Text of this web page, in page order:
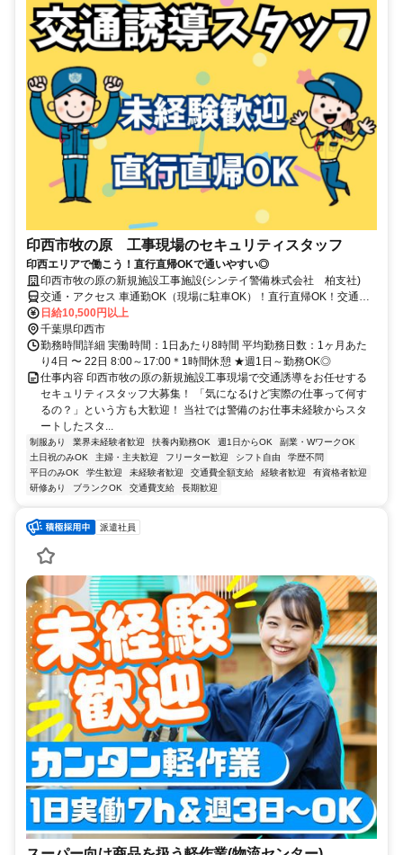
印西市牧の原 工事現場のセキュリティスタッフ
印西エリアで働こう！直行直帰OKで通いやすい◎
印西市牧の原の新規施設工事施設(シンテイ警備株式会社 柏支社)
交通・アクセス 車通勤OK（現場に駐車OK）！直行直帰OK！交通費
全額支給
日給10,500円以上
千葉県印西市
勤務時間詳細 実働時間：1日あたり8時間 平均勤務日数：1ヶ月あた
り4日 〜 22日 8:00～17:00＊1時間休憩 ★週1日～勤務OK◎
仕事内容 印西市牧の原の新規施設工事現場で交通誘導をお任せする
セキュリティスタッフ大募集！ 「気になるけど実際の仕事って何す
るの？」という方も大歓迎！ 当社では警備のお仕事未経験からスタ
ートしたスタ...
制服あり 業界未経験者歓迎 扶養内勤務OK 週1日からOK
副業・WワークOK
土日祝のみOK
主婦・主夫歓迎 フリーター歓迎 シフト自由
学歴不問
平日のみOK
学生歓迎 未経験者歓迎 交通費全額支給 経験者歓迎
有資格者歓迎
研修あり
ブランクOK 交通費支給 長期歓迎
派遣社員